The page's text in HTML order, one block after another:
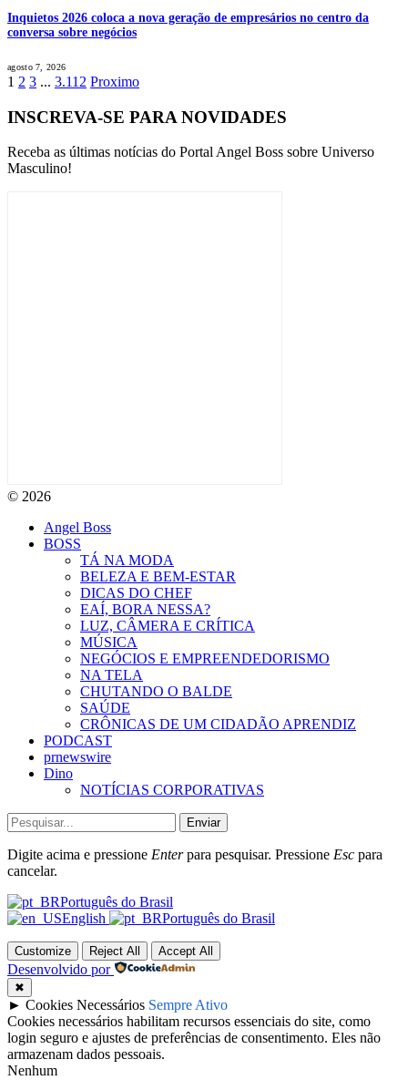
Inquietos 2026 coloca a nova geração de empresários no centro da
conversa sobre negócios
agosto 7, 2026
1 2 3 ... 3.112 Proximo
INSCREVA-SE PARA NOVIDADES
Receba as últimas notícias do Portal Angel Boss sobre Universo
Masculino!
© 2026
Angel Boss
BOSS
TÁ NA MODA
BELEZA E BEM-ESTAR
DICAS DO CHEF
EAÍ, BORA NESSA?
LUZ, CÂMERA E CRÍTICA
MÚSICA
NEGÓCIOS E EMPREENDEDORISMO
NA TELA
CHUTANDO O BALDE
SAÚDE
CRÔNICAS DE UM CIDADÃO APRENDIZ
PODCAST
prnewswire
Dino
NOTÍCIAS CORPORATIVAS
Enviar
Digite acima e pressione Enterpara pesquisar. Pressione Esc para
cancelar.
Português do Brasil
English
Português do Brasil
Customize Reject All Accept All
Desenvolvido por
✖
► Cookies Necessários Sempre Ativo
Cookies necessários habilitam recursos essenciais do site, como
login seguro e ajustes de preferências de consentimento. Eles não
armazenam dados pessoais.
Nenhum